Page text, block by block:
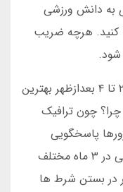
به دانش ورزشی
کنید. هرچه ضریب
یک راز که کمتر کسی می داند: ساعت ۲ تا ۴ بعدازظهر بهترین
چون ترافیک
پاسخگویی
بهتری دارند. من این را با تست شخصی در ۳ ماه مختلف
در بستن شرط ها